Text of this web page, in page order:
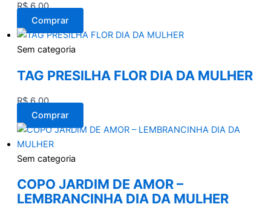
R$6,00
Comprar
Sem categoria
TAG PRESILHA FLOR DIA DA MULHER
R$6,00
Comprar
Sem categoria
COPO JARDIM DE AMOR –
LEMBRANCINHA DIA DA MULHER